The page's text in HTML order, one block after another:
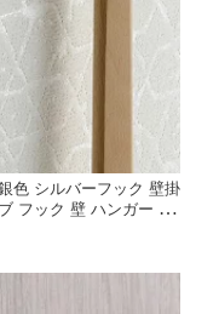
色 シルバーフック 壁掛
フック 壁 ハンガー タ
北欧 洗面所 洗面 浴室
料無料 模様替え